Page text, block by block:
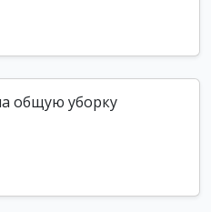
общую уборку